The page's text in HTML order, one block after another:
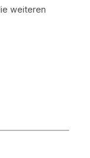
weiteren